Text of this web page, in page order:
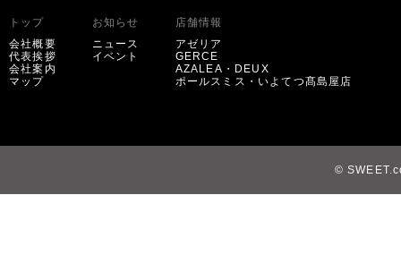
トップ
会社概要
代表挨拶
会社案内
マップ
お知らせ
ニュース
イベント
店舗情報
アゼリア
GERCE
AZALEA・DEUX
ポールスミス・いよてつ髙島屋店
©